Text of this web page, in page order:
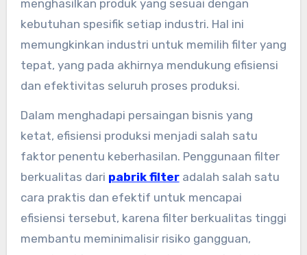
menghasilkan produk yang sesuai dengan
kebutuhan spesifik setiap industri. Hal ini
memungkinkan industri untuk memilih filter yang
tepat, yang pada akhirnya mendukung efisiensi
dan efektivitas seluruh proses produksi.
Dalam menghadapi persaingan bisnis yang
ketat, efisiensi produksi menjadi salah satu
faktor penentu keberhasilan. Penggunaan filter
berkualitas dari pabrik filteradalah salah satu
cara praktis dan efektif untuk mencapai
efisiensi tersebut, karena filter berkualitas tinggi
membantu meminimalisir risiko gangguan,